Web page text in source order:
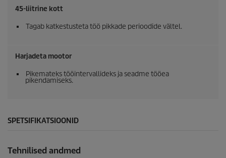
45-liitrine kott
Tagab katkestusteta töö pikkade perioodide vältel.
Harjadeta mootor
Pikemateks tööintervallideks ja seadme tööea
pikendamiseks.
SPETSIFIKATSIOONID
Tehnilised andmed